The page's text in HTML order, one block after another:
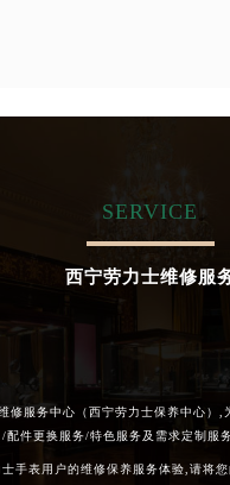
SERVICE
西宁劳力士维修服
修服务中心（西宁劳力士保养中心）,
配件更换服务/特色服务及需求定制服
士手表用户的维修保养服务体验,请将